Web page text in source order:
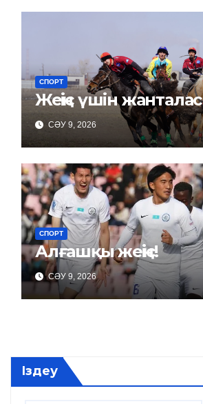
СПОРТ
Жеңіс үшін жанталас
СӘУ 9, 2026
СПОРТ
Алғашқы жеңіс!
СӘУ 9, 2026
Іздеу